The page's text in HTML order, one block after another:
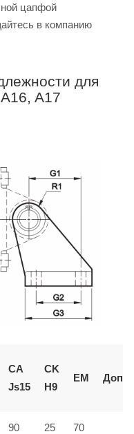
цапфой
в компанию
для
A17
CA
Js15
CK
H9
EM Доп.
90 25 70